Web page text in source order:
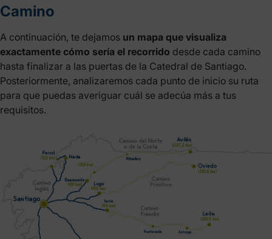
Camino
A continuación, te dejamos un mapa que visualiza
exactamente cómo sería el recorrido desde cada camino
hasta finalizar a las puertas de la Catedral de Santiago.
Posteriormente, analizaremos cada punto de inicio su ruta
para que puedas averiguar cuál se adecúa más a tus
requisitos.